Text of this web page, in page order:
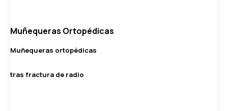
Muñequeras Ortopédicas
Muñequeras ortopédicas
tras fractura de radio